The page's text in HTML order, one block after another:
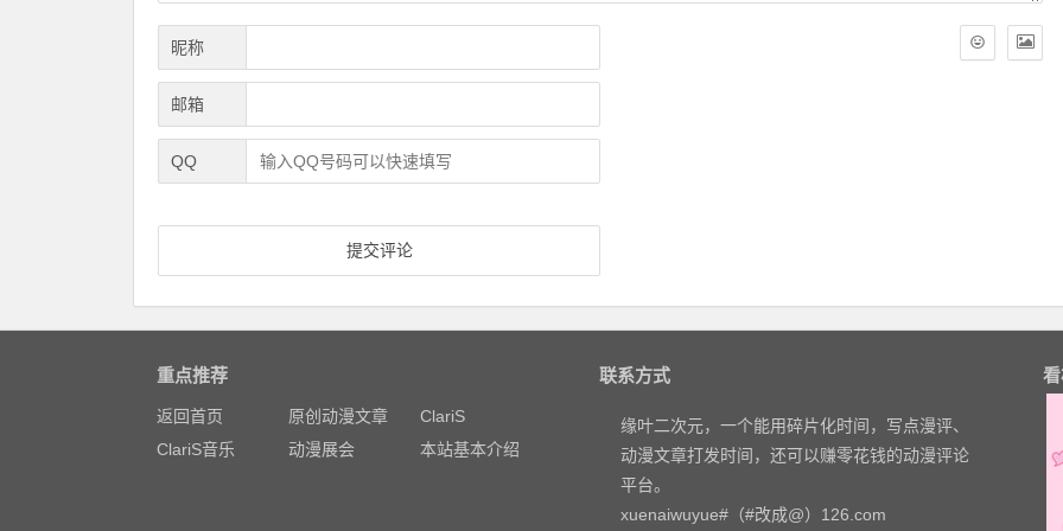
昵称
邮箱
QQ
重点推荐
返回首页 原创动漫文章
ClariS
ClariS音乐
动漫展会 本站基本介绍
联系方式
缘叶二次元，一个能用碎片化时间，写点漫评、
动漫文章打发时间，还可以赚零花钱的动漫评论
平台。
xuenaiwuyue#（#改成@）126.com